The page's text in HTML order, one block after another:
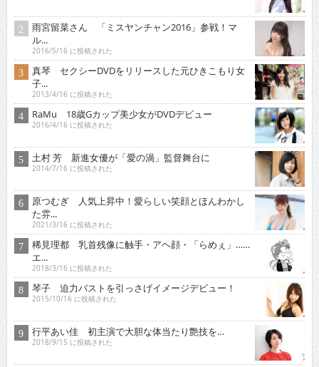
雨宮留菜さん 「ミスヤンチャン2016」参戦！マ
ル...
2016/5/16 に投稿された
真琴 セクシーDVDをリリースした元ひきこもり女
子...
2013/4/16 に投稿された
RaMu 18歳Gカップ美少女がDVDデビュー
2016/4/16 に投稿された
土村 芳 新進女優が「愛の渦」監督舞台に
2014/7/16 に投稿された
原つむぎ 人気上昇中！愛らしい笑顔とほんわかし
た雰...
2021/3/16 に投稿された
稀見理都 乳首残像に触手・アヘ顔・「らめぇ」……
エ...
2018/3/16 に投稿された
琴子 迫力バストを引っさげイメージデビュー！
2015/10/16 に投稿された
行平あい佳 初主演で大胆な体当たり艶技を…
2018/9/15 に投稿された